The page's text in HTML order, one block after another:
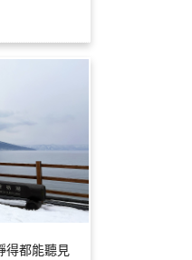
得都能聽見